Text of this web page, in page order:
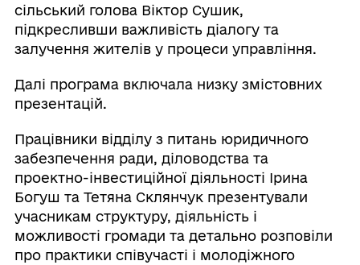
сільський голова Віктор Сушик,
підкресливши важливість діалогу та
залучення жителів у процеси управління.
Далі програма включала низку змістовних
презентацій.
Працівники відділу з питань юридичного
забезпечення ради, діловодства та
проектно-інвестиційної діяльності Ірина
Богуш та Тетяна Склянчук презентували
учасникам структуру, діяльність і
можливості громади та детально розповіли
про практики співучасті і молодіжного